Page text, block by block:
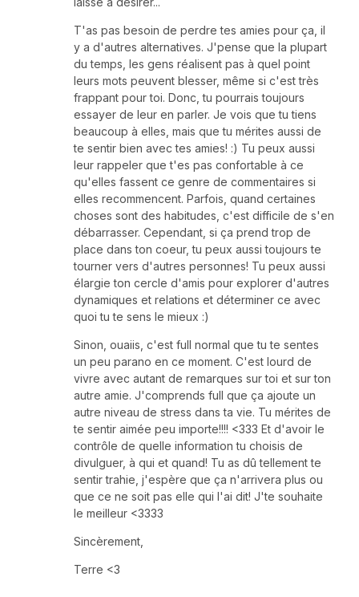
T'as pas besoin de perdre tes amies pour ça, il
y a d'autres alternatives. J'pense que la plupart
du temps, les gens réalisent pas à quel point
leurs mots peuvent blesser, même si c'est très
frappant pour toi. Donc, tu pourrais toujours
essayer de leur en parler. Je vois que tu tiens
beaucoup à elles, mais que tu mérites aussi de
te sentir bien avec tes amies! :) Tu peux aussi
leur rappeler que t'es pas confortable à ce
qu'elles fassent ce genre de commentaires si
elles recommencent. Parfois, quand certaines
choses sont des habitudes, c'est difficile de s'en
débarrasser. Cependant, si ça prend trop de
place dans ton coeur, tu peux aussi toujours te
tourner vers d'autres personnes! Tu peux aussi
élargie ton cercle d'amis pour explorer d'autres
dynamiques et relations et déterminer ce avec
quoi tu te sens le mieux :)
Sinon, ouaiis, c'est full normal que tu te sentes
un peu parano en ce moment. C'est lourd de
vivre avec autant de remarques sur toi et sur ton
autre amie. J'comprends full que ça ajoute un
autre niveau de stress dans ta vie. Tu mérites de
te sentir aimée peu importe!!!! <333 Et d'avoir le
contrôle de quelle information tu choisis de
divulguer, à qui et quand! Tu as dû tellement te
sentir trahie, j'espère que ça n'arrivera plus ou
que ce ne soit pas elle qui l'ai dit! J'te souhaite
le meilleur <3333
Sincèrement,
Terre <3